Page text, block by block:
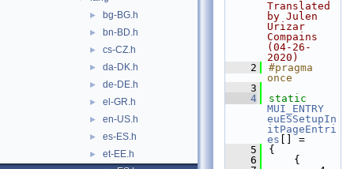
► bg-BG.h
► bn-BD.h
► cs-CZ.h
► da-DK.h
► de-DE.h
► el-GR.h
► en-US.h
► es-ES.h
► et-EE.h
Translated
by Julen
Urizar
Compains
(04-26-
2020)
    2
#pragma
once
    3
    4
static
MUI_ENTRY
euESSetupIn
itPageEntri
es [] =
    5
{
    6
    {